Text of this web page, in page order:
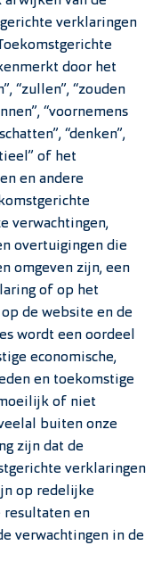
verklaringen
door het
“zullen”, “zouden
“voornemens
“denken”,
of het
en andere
verwachtingen,
overtuigingen die
omgeven zijn, een
of op het
de website en de
wordt een oordeel
economische,
en toekomstige
of niet
buiten onze
zijn dat de
verklaringen
op redelijke
resultaten en
verwachtingen in de